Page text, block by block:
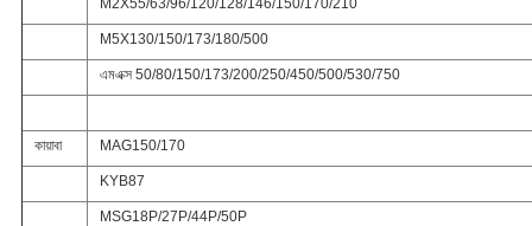
M5X130/150/173/180/500
এমএক্স 50/80/150/173/200/250/450/500/530/750
কায়াবা MAG150/170
KYB87
MSG18P/27P/44P/50P